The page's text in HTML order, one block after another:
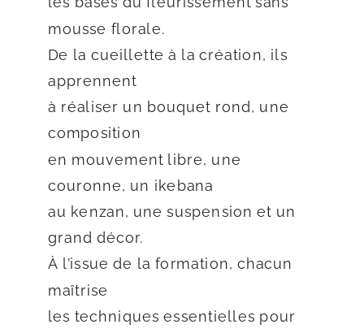
mousse florale.
De la cueillette à la création, ils
apprennent
à réaliser un bouquet rond, une
composition
en mouvement libre, une
couronne, un ikebana
au kenzan, une suspension et un
grand décor.
À l’issue de la formation, chacun
maîtrise
les techniques essentielles pour